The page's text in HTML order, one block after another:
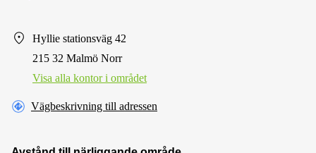
Hyllie stationsväg 42
215 32 Malmö Norr
Visa alla kontor i området
Vägbeskrivning till adressen